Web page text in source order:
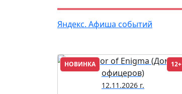
Яндекс. Афиша событий
НОВИНКА 12+
12.11.2026 г.